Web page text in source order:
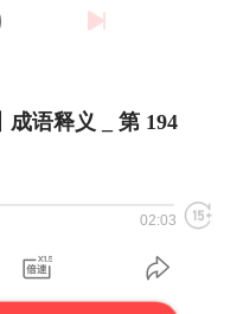
成语释义 _ 第 194
02:03